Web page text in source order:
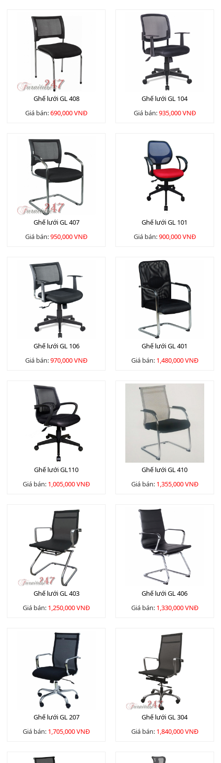
Ghế lưới GL 408
Giá bán:690,000 VNĐ
Ghế lưới GL 104
Giá bán:935,000 VNĐ
Ghế lưới GL 407
Giá bán:950,000 VNĐ
Ghế lưới GL 101
Giá bán:900,000 VNĐ
Ghế lưới GL 106
Giá bán:970,000 VNĐ
Ghế lưới GL 401
Giá bán: 1,480,000 VNĐ
Ghế lưới GL110
Giá bán: 1,005,000 VNĐ
Ghế lưới GL 410
Giá bán: 1,355,000 VNĐ
Ghế lưới GL 403
Giá bán: 1,250,000 VNĐ
Ghế lưới GL 406
Giá bán: 1,330,000 VNĐ
Ghế lưới GL 207
Giá bán: 1,705,000 VNĐ
Ghế lưới GL 304
Giá bán: 1,840,000 VNĐ